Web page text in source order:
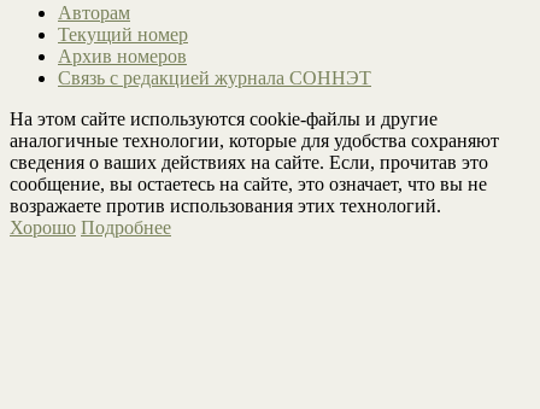
Авторам
Текущий номер
Архив номеров
Связь с редакцией журнала СОННЭТ
На этом сайте используются cookie-файлы и другие
аналогичные технологии, которые для удобства сохраняют
сведения о ваших действиях на сайте. Если, прочитав это
сообщение, вы остаетесь на сайте, это означает, что вы не
возражаете против использования этих технологий.
Хорошо Подробнее